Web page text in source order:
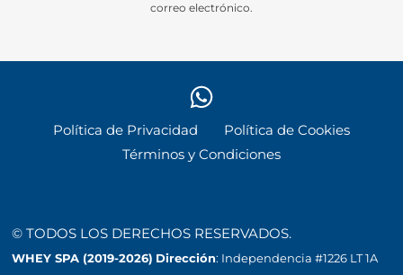
correo electrónico.
Política de Privacidad
Política de Cookies
Términos y Condiciones
© TODOS LOS DERECHOS RESERVADOS.
WHEY SPA (2019-2026) Dirección: Independencia #1226 LT 1A